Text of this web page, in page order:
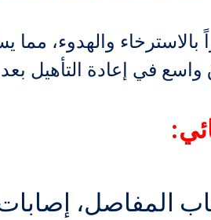
بالاسترخاء والهدوء،
في إعادة التأهيل
المفاصل،